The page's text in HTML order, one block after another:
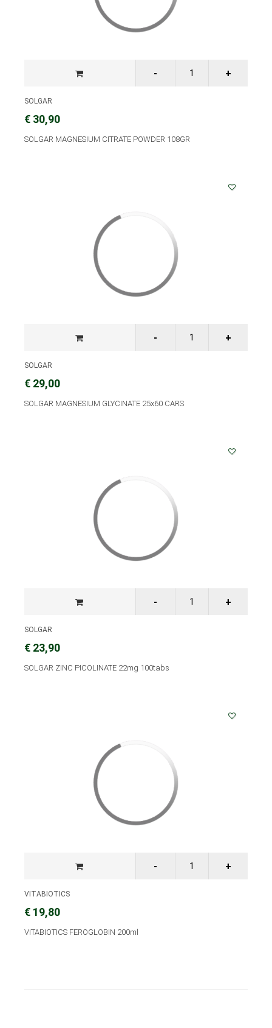
SOLGAR
€ 30,90
SOLGAR MAGNESIUM CITRATE POWDER 108GR
SOLGAR
€ 29,00
SOLGAR MAGNESIUM GLYCINATE 25x60 CARS
SOLGAR
€ 23,90
SOLGAR ZINC PICOLINATE 22mg 100tabs
VITABIOTICS
€ 19,80
VITABIOTICS FEROGLOBIN 200ml